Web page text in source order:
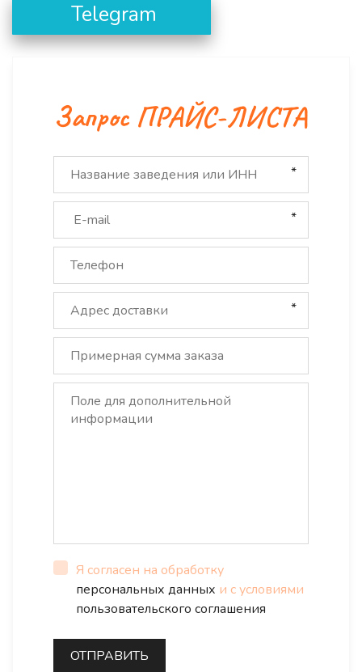
     Telegram
Запрос ПРАЙС-ЛИСТА
*
*
*
Я согласен на обработку
персональных данных и с условиями
пользовательского соглашения
ОТПРАВИТЬ